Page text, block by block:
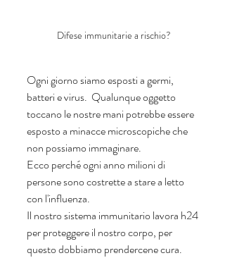
Difese immunitarie a rischio?
Ogni giorno siamo esposti a germi,
batteri e virus.  Qualunque oggetto
toccano le nostre mani potrebbe essere
esposto a minacce microscopiche che
non possiamo immaginare.
Ecco perché ogni anno milioni di
persone sono costrette a stare a letto
con l'influenza.
Il nostro sistema immunitario lavora h24
per proteggere il nostro corpo, per
questo dobbiamo prendercene cura.